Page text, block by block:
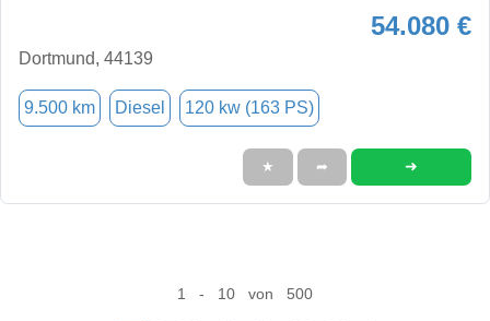
54.080 €
Dortmund, 44139
9.500 km Diesel 120 kw (163 PS)
★ ➦ ➜
1 - 10 von 500